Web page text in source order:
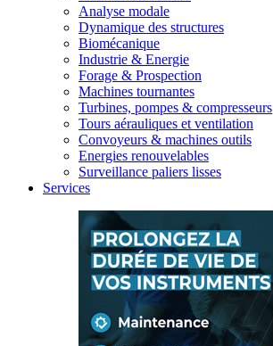
Analyse modale
Dynamique des structures
Biomécanique
Industrie & Energie
Forage & Prospection
Machines tournantes
Turbines, pompes & compresseurs
Tours aérauliques et ventilation
Convoyeurs & machines outils
Energies renouvelables
Surveillance paliers lisses
Services